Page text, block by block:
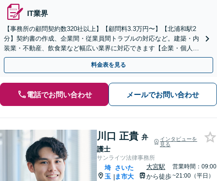
IT業界
【事務所の顧問契約数320社以上】【顧問料3.3万円〜】【北浦和駅2
分】契約書の作成、企業間・従業員間トラブルの対応など。建築・内
装業・不動産、飲食業など幅広い業界に対応できます【企業・個人事
業主の方初回面談無料】
料金表を見る
電話でお問い合わせ メールでお問い合わせ
川口 正貴 弁
護士
インタビューを
見る
サンライツ法律事務所
埼
玉 |
さいた
ま市大
大宮駅
から徒歩
営業時間：09:00
~21:00（平日）